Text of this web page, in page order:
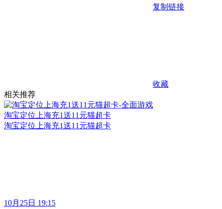
复制链接
收藏
相关推荐
淘宝定位上海充1送11元猫超卡
淘宝定位上海充1送11元猫超卡
10月25日 19:15